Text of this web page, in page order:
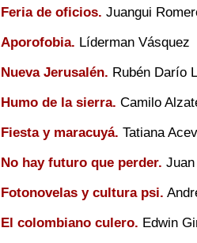
Feria de oficios. Juangui
Aporofobia. Líderman Vásquez
Nueva Jerusalén. Rubén Darío
Humo de la sierra. Camilo
Fiesta y maracuyá. Tatiana
No hay futuro que perder.
Fotonovelas y cultura psi.
El colombiano culero. Edwin